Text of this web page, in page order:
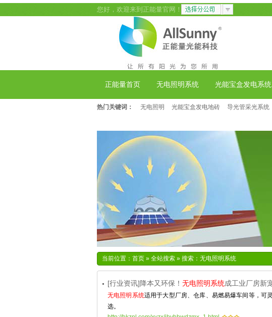
您好，欢迎来到正能量官网！
正能量首页 无电照明系统 光能宝盒发电系统
热门关键词： 无电照明 光能宝盒发电地砖 导光管采光系统
当前位置： 首页 » 全站搜索 » 搜索：无电照明系统
[行业资讯]降本又环保！ 无电照明系统成工业厂房新
无电照明系统适用于大型厂房、仓库、易燃易爆车间等，可
选。